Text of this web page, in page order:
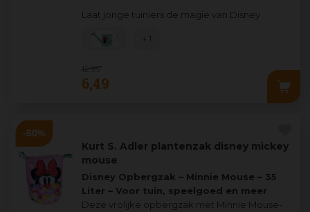
Laat jonge tuiniers de magie van Disney
12 99
6,49
+ 1
Kurt S. Adler plantenzak disney mickey
mouse
Disney Opbergzak – Minnie Mouse – 35
Liter – Voor tuin, speelgoed en meer
Deze vrolijke opbergzak met Minnie Mouse-